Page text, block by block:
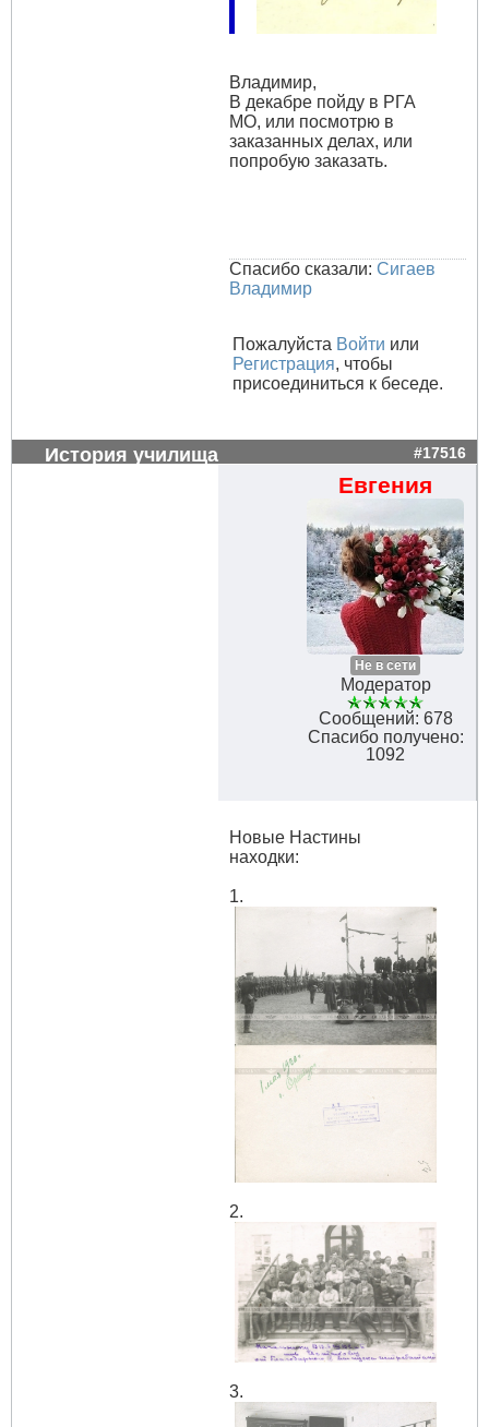
Владимир,
В декабре пойду в РГА
МО, или посмотрю в
заказанных делах, или
попробую заказать.
Спасибо сказали: Сигаев
Владимир
Пожалуйста Войти или
Регистрация, чтобы
присоединиться к беседе.
История училища #17516
Евгения
Не в сети
Модератор
Сообщений: 678
Спасибо получено:
1092
Новые Настины
находки:
1.
2.
3.